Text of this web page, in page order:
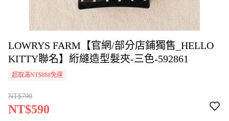
LOWRYS FARM【官網/部分店鋪獨售_HELLO
KITTY聯名】絎縫造型髮夾-三色-592861
超取滿NT$888免運
NT$790
NT$590